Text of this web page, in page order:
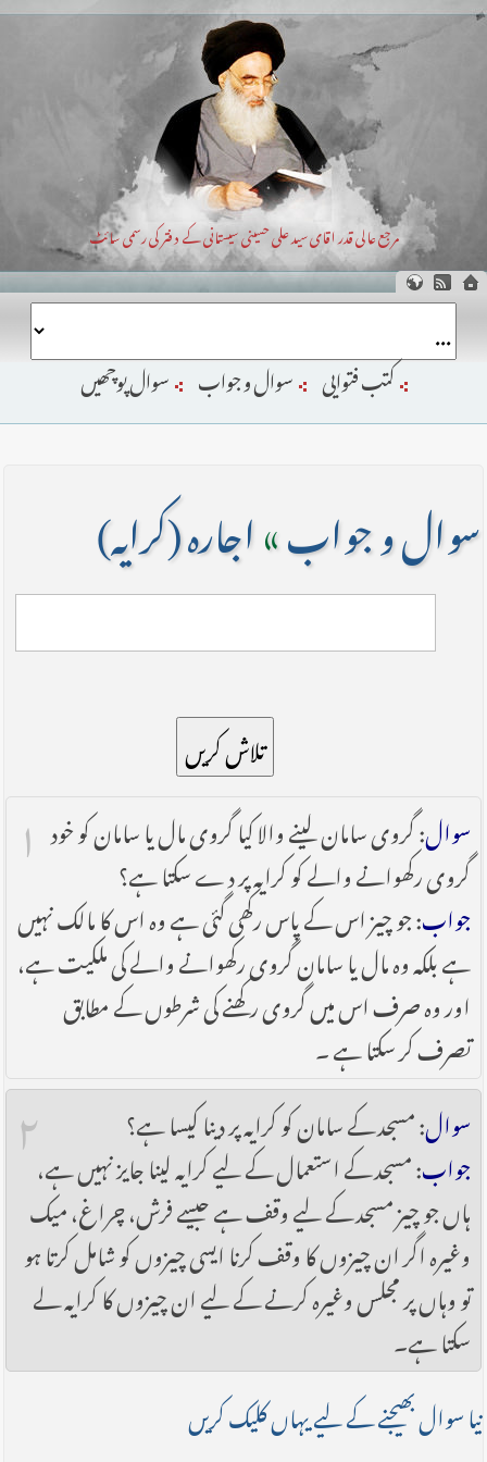
مرجع عالی قدر اقای سید علی حسینی سیستانی کے دفتر کی رسمی سائٹ
کتب فتوایی سوال و جواب سوال پوچھیں
سوال و جواب»اجارہ (کرایہ)
تلاش کریں
۱ سوال: گروی سامان لینے والا کیا گروی مال یا سامان کو خود
گروی رکھوانے والے کو کرایہ پر دے سکتا ہے؟
جواب: جو چیز اس کے پاس رکھی گئی ہے وہ اس کا مالک نہیں
ہے بلکہ وہ مال یا سامان گروی رکھوانے والے کی ملکیت ہے،
اور وہ صرف اس میں گروی رکھنے کی شرطوں کے مطابق
تصرف کر سکتا ہے ۔
۲ سوال: مسجد کے سامان کو کرایہ پر دینا کیسا ہے؟
جواب: مسجد کے استعمال کے لیے کرایہ لینا جایز نہیں ہے،
ہاں جو چیز مسجد کے لیے و‎‎‌قف ہے جیسے فرش، چرا‏غ، میک
وغیرہ اگر ان چیزوں کا وقف کرنا ایسی چیزوں کو شامل کرتا ہو
تو وہاں پر مجلس وغیرہ کرنے کے لیے ان چیزوں کا کرایہ لے
سکتا ہے۔
نیا سوال بھیجنے کے لیے یہاں کلیک کریں